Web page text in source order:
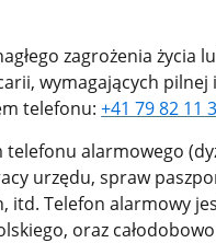
zagrożenia życia
wymagających
telefonu:+41 79 82 11
telefonu alarmowego
urzędu, spraw
itd. Telefon alarmowy
oraz